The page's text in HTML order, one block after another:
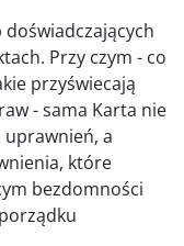
Przy czym - co
przyświecają
- sama Karta nie
a
które
bezdomności